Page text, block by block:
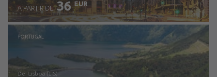
Ver detalhes
A PARTIR DE 36 EUR
PORTUGAL
de: Lisboa (LIS)